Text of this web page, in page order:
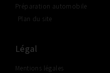
Préparation automobile
Plan du site
Légal
Mentions légales